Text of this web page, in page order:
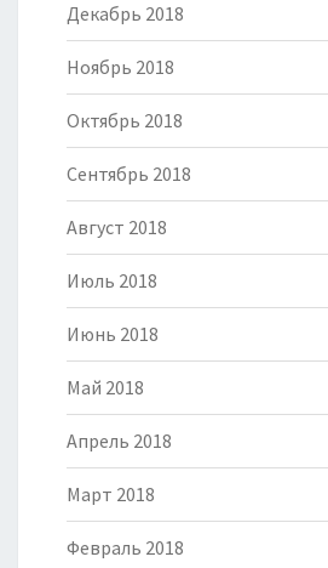
Декабрь 2018
Ноябрь 2018
Октябрь 2018
Сентябрь 2018
Август 2018
Июль 2018
Июнь 2018
Май 2018
Апрель 2018
Март 2018
Февраль 2018